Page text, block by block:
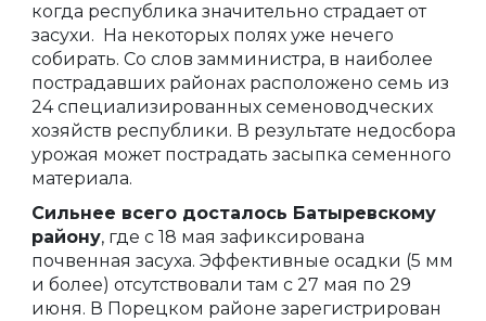
когда республика значительно страдает от
засухи. На некоторых полях уже нечего
собирать. Со слов замминистра, в наиболее
пострадавших районах расположено семь из
24 специализированных семеноводческих
хозяйств республики. В результате недосбора
урожая может пострадать засыпка семенного
материала.
Сильнее всего досталось Батыревскому
району, где с 18 мая зафиксирована
почвенная засуха. Эффективные осадки (5 мм
и более) отсутствовали там с 27 мая по 29
июня. В Порецком районе зарегистрирован